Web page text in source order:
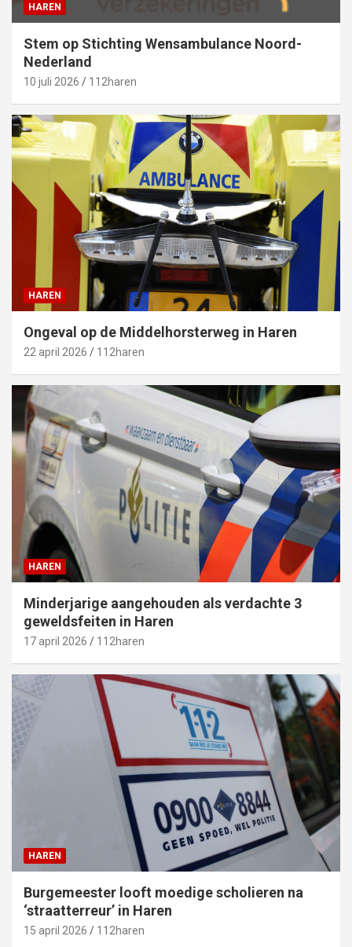
HAREN
Stem op Stichting Wensambulance Noord-
Nederland
10 juli 2026 112haren
HAREN
Ongeval op de Middelhorsterweg in Haren
22 april 2026 112haren
HAREN
Minderjarige aangehouden als verdachte 3
geweldsfeiten in Haren
17 april 2026 112haren
HAREN
Burgemeester looft moedige scholieren na
‘straatterreur’ in Haren
15 april 2026 112haren